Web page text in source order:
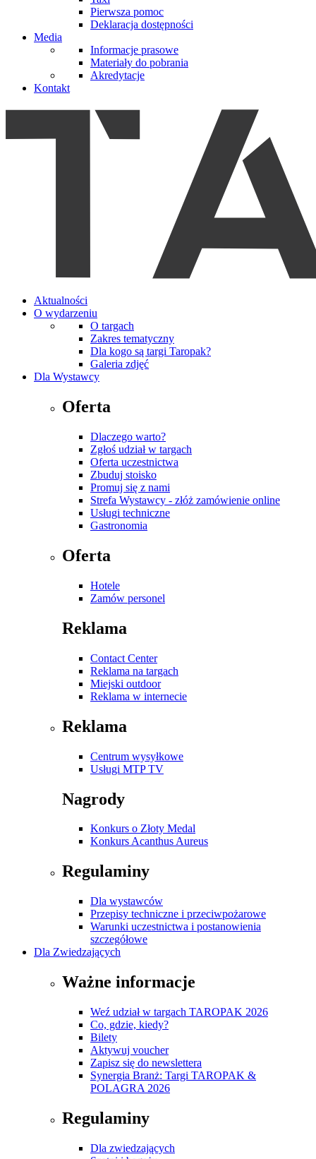
Pierwsza pomoc
Deklaracja dostępności
Media
Informacje prasowe
Materiały do pobrania
Akredytacje
Kontakt
Aktualności
O wydarzeniu
O targach
Zakres tematyczny
Dla kogo są targi Taropak?
Galeria zdjęć
Dla Wystawcy
Oferta
Dlaczego warto?
Zgłoś udział w targach
Oferta uczestnictwa
Zbuduj stoisko
Promuj się z nami
Strefa Wystawcy - złóż zamówienie online
Usługi techniczne
Gastronomia
Oferta
Hotele
Zamów personel
Reklama
Contact Center
Reklama na targach
Miejski outdoor
Reklama w internecie
Reklama
Centrum wysyłkowe
Usługi MTP TV
Nagrody
Konkurs o Złoty Medal
Konkurs Acanthus Aureus
Regulaminy
Dla wystawców
Przepisy techniczne i przeciwpożarowe
Warunki uczestnictwa i postanowienia
szczegółowe
Dla Zwiedzających
Ważne informacje
Weź udział w targach TAROPAK 2026
Co, gdzie, kiedy?
Bilety
Aktywuj voucher
Zapisz się do newslettera
Synergia Branż: Targi TAROPAK &
POLAGRA 2026
Regulaminy
Dla zwiedzających